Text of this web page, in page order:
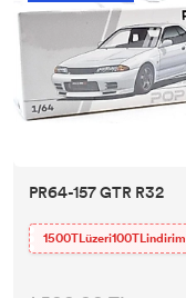
PR64-157 GTR R32
1500TLüzeri100TLindirim